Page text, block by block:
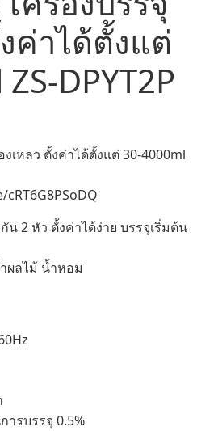
ค่าได้ตั้งแต่
DPYT2P
เหลว ตั้งค่าได้ตั้งแต่ 30-4000ml
2 หัว ตั้งค่าได้ง่าย บรรจุเริ่มต้น
ผลไม้ น้ำหอม
รบรรจุ 0.5%